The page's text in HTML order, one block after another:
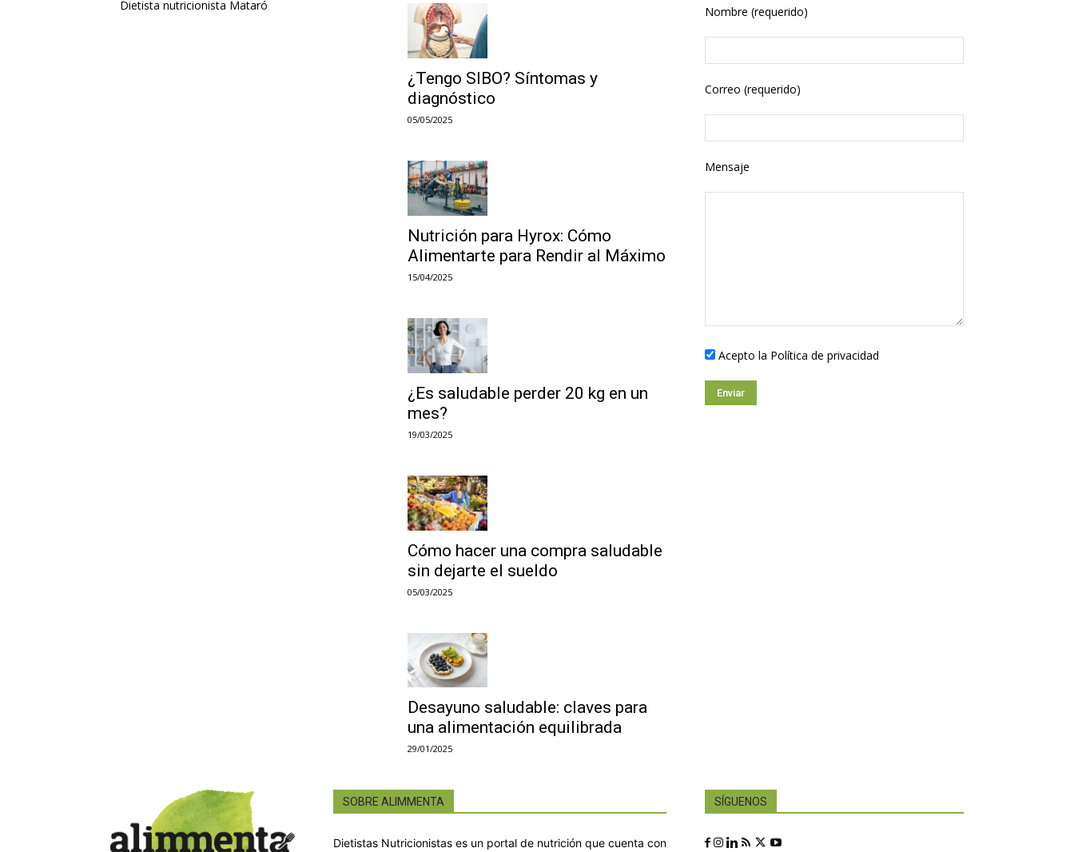
Dietista nutricionista Mataró
¿Tengo SIBO? Síntomas y
diagnóstico
05/05/2025
Nutrición para Hyrox: Cómo
Alimentarte para Rendir al Máximo
15/04/2025
¿Es saludable perder 20 kg en un
mes?
19/03/2025
Cómo hacer una compra saludable
sin dejarte el sueldo
05/03/2025
Desayuno saludable: claves para
una alimentación equilibrada
29/01/2025
Nombre (requerido)
Correo (requerido)
Mensaje
Acepto la Política de privacidad
SOBRE ALIMMENTA
Dietistas Nutricionistas es un portal de nutrición que cuenta con
SÍGUENOS